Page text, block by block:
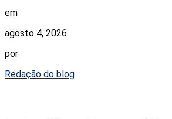
em
agosto 4, 2026
por
Redação do blog